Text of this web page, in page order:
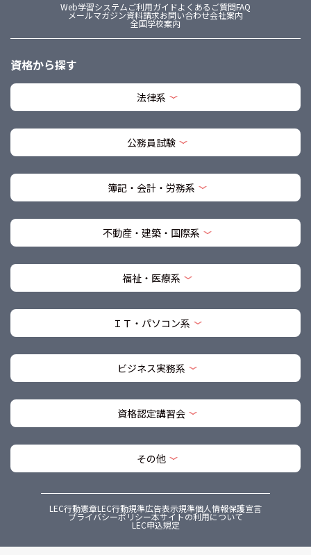
Web学習システムご利用ガイドよくあるご質問FAQ
メールマガジン資料請求お問い合わせ会社案内
全国学校案内
資格から探す
法律系
公務員試験
簿記・会計・労務系
不動産・建築・国際系
福祉・医療系
ＩＴ・パソコン系
ビジネス実務系
資格認定講習会
その他
LEC行動憲章LEC行動規準広告表示規準個人情報保護宣言
プライバシーポリシー本サイトの利用について
LEC申込規定